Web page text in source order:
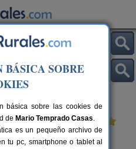
de Viveros
SOBRE
básica sobre las cookies de
de Mario Temprado Casas.
es un pequeño archivo de
tu pc, smartphone o tablet al